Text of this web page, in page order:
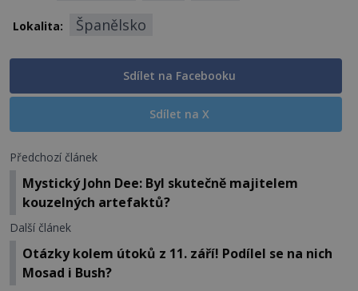
Lokalita: Španělsko
Sdílet na Facebooku
Sdílet na X
Předchozí článek
Mystický John Dee: Byl skutečně majitelem
kouzelných artefaktů?
Další článek
Otázky kolem útoků z 11. září! Podílel se na nich
Mosad i Bush?